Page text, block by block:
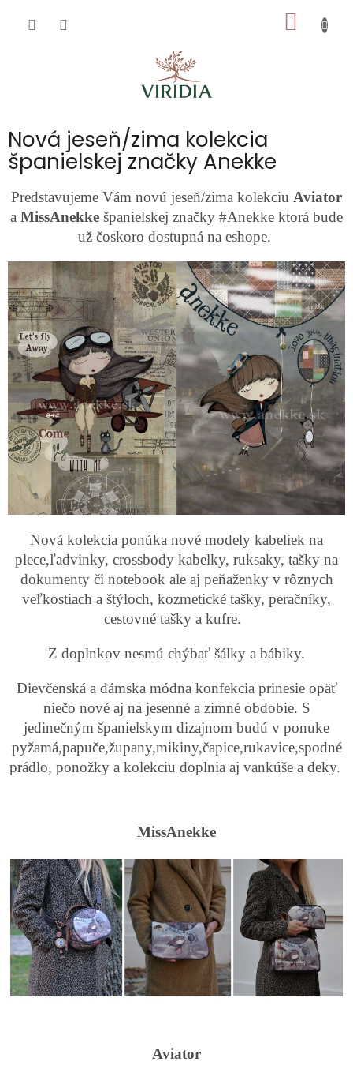
KOŠÍK
Nová jeseň/zima kolekcia
španielskej značky Anekke
Predstavujeme Vám novú jeseň/zima kolekciu Aviator
a MissAnekke španielskej značky #Anekke ktorá bude
už čoskoro dostupná na eshope.
Nová kolekcia ponúka nové modely kabeliek na
plece,ľadvinky, crossbody kabelky, ruksaky, tašky na
dokumenty či notebook ale aj peňaženky v rôznych
veľkostiach a štýloch, kozmetické tašky, peračníky,
cestovné tašky a kufre.
Z doplnkov nesmú chýbať šálky a bábiky.
Dievčenská a dámska módna konfekcia prinesie opäť
niečo nové aj na jesenné a zimné obdobie. S
jedinečným španielskym dizajnom budú v ponuke
pyžamá,papuče,župany,mikiny,čapice,rukavice,spodné
prádlo, ponožky a kolekciu doplnia aj vankúše a deky.
MissAnekke
Aviator